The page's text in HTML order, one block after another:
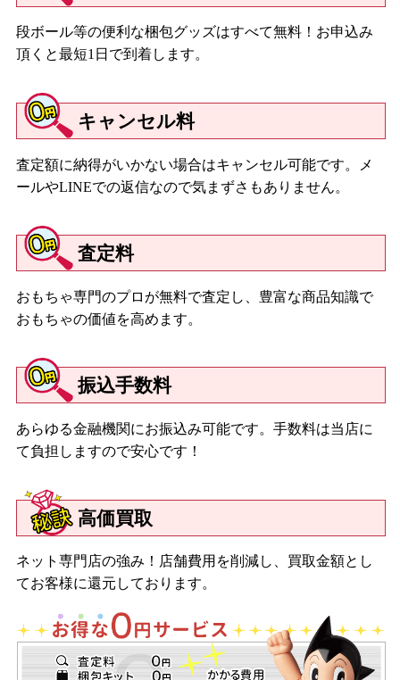
段ボール等の便利な梱包グッズはすべて無料！お申込み
頂くと最短1日で到着します。
キャンセル料
査定額に納得がいかない場合はキャンセル可能です。メ
ールやLINEでの返信なので気まずさもありません。
査定料
おもちゃ専門のプロが無料で査定し、豊富な商品知識で
おもちゃの価値を高めます。
振込手数料
あらゆる金融機関にお振込み可能です。手数料は当店に
て負担しますので安心です！
高価買取
ネット専門店の強み！店舗費用を削減し、買取金額とし
てお客様に還元しております。